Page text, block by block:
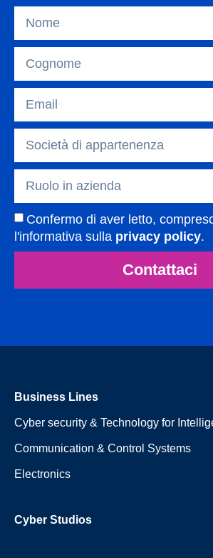
Confermo di aver letto,
l'informativa sulla privacy policy.
Contattaci
Business Lines
Cyber security & Technology for
Communication & Control Systems
Electronics
Cyber Studios